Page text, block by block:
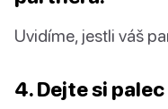
Uvidíme, jestli váš
4. Dejte si